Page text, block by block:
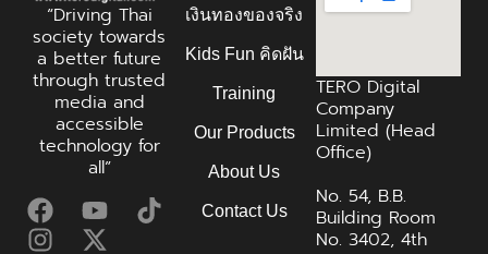
“Driving Thai
society towards
a better future
through trusted
media and
accessible
technology for
all”
เงินทองของจริง
Kids Fun คิดฝัน
Training
Our Products
About Us
Contact Us
TERO Digital
Company
Limited (Head
Office)
No. 54, B.B.
Building Room
No. 3402, 4th